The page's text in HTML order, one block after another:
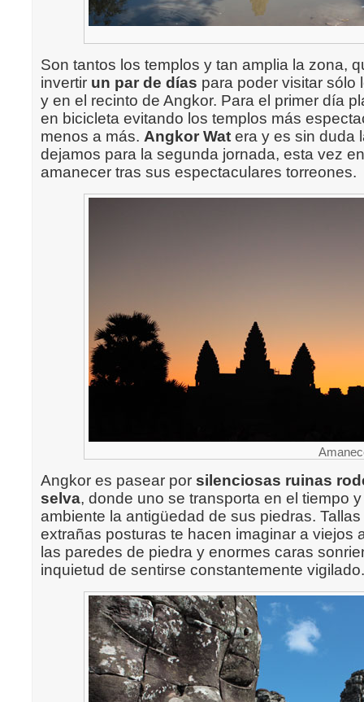
Son tantos los templos y tan amplia la zona,
invertir un par de días para poder visitar sólo
y en el recinto de Angkor. Para el primer día
en bicicleta evitando los templos más
menos a más. Angkor Wat era y es sin duda
dejamos para la segunda jornada, esta vez
amanecer tras sus espectaculares torreones.
Angkor es pasear por silenciosas ruinas
selva, donde uno se transporta en el tiempo
ambiente la antigüedad de sus piedras.
extrañas posturas te hacen imaginar a viejos
las paredes de piedra y enormes caras
inquietud de sentirse constantemente vigilado.